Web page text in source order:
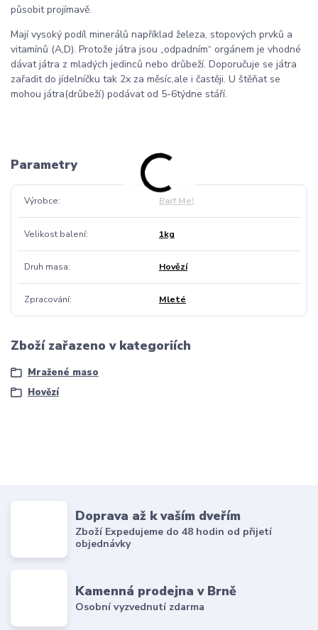
působit projímavě.
Mají vysoký podíl minerálů například železa, stopových prvků a
vitamínů (A,D). Protože játra jsou „odpadním“ orgánem je vhodné
dávat játra z mladých jedinců nebo drůbeží. Doporučuje se játra
zařadit do jídelníčku tak 2x za měsíc,ale i častěji. U štěňat se
mohou játra(drůbeží) podávat od 5-6týdne stáří.
Parametry
Výrobce Barf Me!
Velikost balení 1kg
Druh masa Hovězí
Zpracování Mleté
Zboží zařazeno v kategoriích
Mražené maso
Hovězí
Doprava až k vaším dveřím
Zboží Expedujeme do 48 hodin od přijetí
objednávky
Kamenná prodejna v Brně
Osobní vyzvednutí zdarma